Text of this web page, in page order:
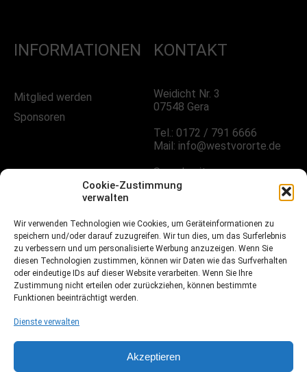
Cookie-Zustimmung
verwalten
Wir verwenden Technologien wie Cookies, um Geräteinformationen zu
speichern und/oder darauf zuzugreifen. Wir tun dies, um das Surferlebnis
zu verbessern und um personalisierte Werbung anzuzeigen. Wenn Sie
diesen Technologien zustimmen, können wir Daten wie das Surfverhalten
oder eindeutige IDs auf dieser Website verarbeiten. Wenn Sie Ihre
Zustimmung nicht erteilen oder zurückziehen, können bestimmte
Funktionen beeinträchtigt werden.
Dienste verwalten
Akzeptieren
INFORMATIONEN
Mitglied werden
Sponsoren
KONTAKT
Weidicht Nr. 3
07548 Gera
Tel.: 0172 / 791 6666
Mail: info@westvororte.de
Sprechzeiten:
Nach Vereinbarung
FOLGE UNS!
Facebook
Instagramm
Fussball.de